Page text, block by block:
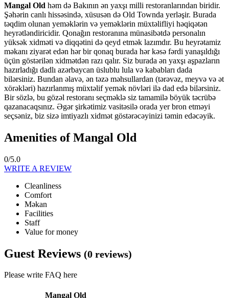
Mangal Old həm də Bakının ən yaxşı milli restoranlarından biridir.
Şəhərin canlı hissəsində, xüsusən də Old Townda yerləşir. Burada
təqdim olunan yeməklərin və yeməklərin müxtəlifliyi həqiqətən
heyrətləndiricidir. Qonağın restoranına münasibətdə personalın
yüksək xidməti və diqqətini də qeyd etmək lazımdır. Bu heyrətamiz
məkanı ziyarət edən hər bir qonaq burada hər kəsə fərdi yanaşıldığı
üçün göstərilən xidmətdən razı qalır. Siz burada ən yaxşı aşpazların
hazırladığı dadlı azərbaycan üslublu lula və kababları dada
bilərsiniz. Bundan əlavə, ən təzə məhsullardan (tərəvəz, meyvə və ət
xörəkləri) hazırlanmış müxtəlif yemək növləri ilə dad edə bilərsiniz.
Bir sözlə, bu gözəl restoranı seçməklə siz tamamilə böyük təcrübə
qazanacaqsınız. Əgər şirkətimiz vasitəsilə orada yer bron etməyi
seçsəniz, biz sizə imtiyazlı xidmət göstərəcəyinizi təmin edəcəyik.
Amenities of Mangal Old
0/5.0
WRITE A REVIEW
Cleanliness
Comfort
Məkan
Facilities
Staff
Value for money
Guest Reviews (0 reviews)
Please write FAQ here
Mangal Old